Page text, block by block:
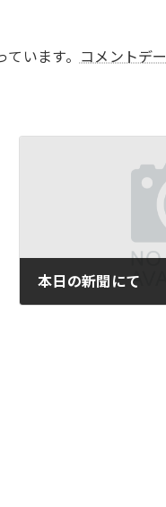
います。
コメントデ
本日の新聞にて